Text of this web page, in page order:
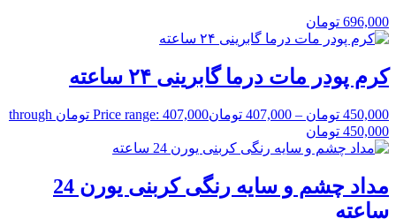
696,000 تومان
کرم پودر مات درما گابرینی ۲۴ ساعته
450,000 تومان –
407,000 تومان
Price range: 407,000 تومان through
450,000 تومان
مداد چشم و سایه رنگی کربنی یورن 24
ساعته